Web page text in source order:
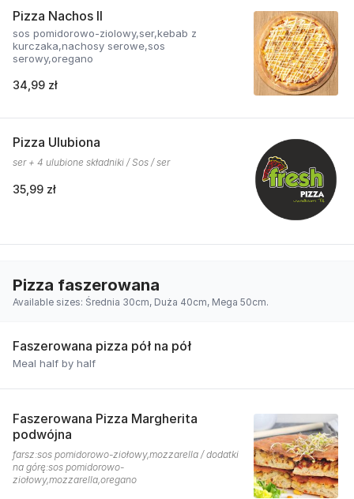
Pizza Nachos II
sos pomidorowo-ziolowy,ser,kebab z
kurczaka,nachosy serowe,sos
serowy,oregano
34,99 zł
Pizza Ulubiona
ser + 4 ulubione składniki / Sos / ser
35,99 zł
Pizza faszerowana
Available sizes: Średnia 30cm, Duża 40cm, Mega 50cm.
Faszerowana pizza pół na pół
Meal half by half
Faszerowana Pizza Margherita
podwójna
farsz:sos pomidorowo-ziołowy,mozzarella / dodatki
na górę:sos pomidorowo-
ziołowy,mozzarella,oregano